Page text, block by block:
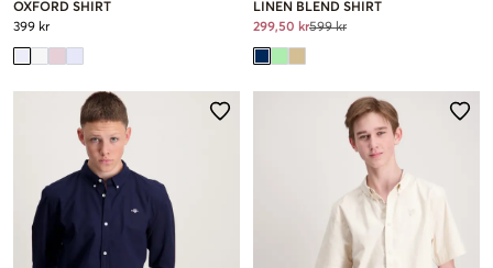
OXFORD SHIRT
399 kr
LINEN BLEND SHIRT
299,50 kr599 kr